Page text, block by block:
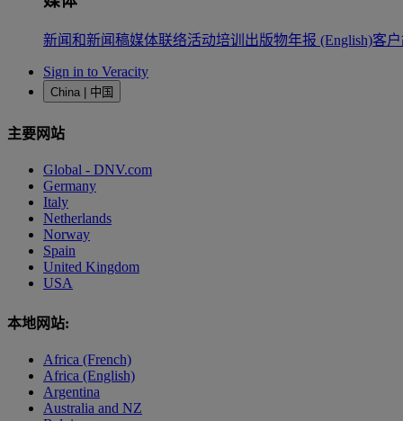
新闻和新闻稿媒体联络活动培训 出版物年报 (English)客
Sign in to Veracity
China | 中国
主要网站
Global - DNV.com
Germany
Italy
Netherlands
Norway
Spain
United Kingdom
USA
本地网站:
Africa (French)
Africa (English)
Argentina
Australia and NZ